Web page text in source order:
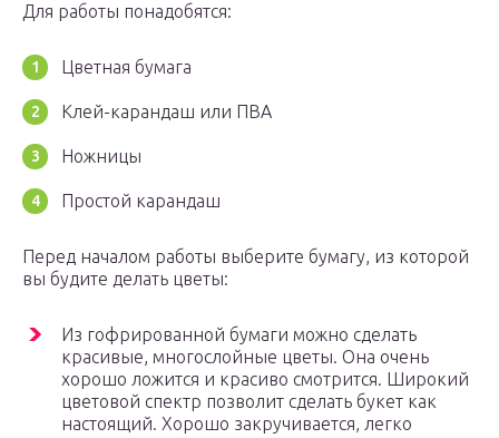
Для работы понадобятся:
Цветная бумага
Клей-карандаш или ПВА
Ножницы
Простой карандаш
Перед началом работы выберите бумагу, из которой
вы будите делать цветы:
Из гофрированной бумаги можно сделать
красивые, многослойные цветы. Она очень
хорошо ложится и красиво смотрится. Широкий
цветовой спектр позволит сделать букет как
настоящий. Хорошо закручивается, легко